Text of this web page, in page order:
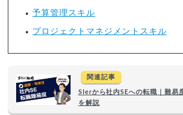
予算管理スキル
プロジェクトマネジメントスキル
関連記事
SIerから社内SEへの転職｜難易
を解説